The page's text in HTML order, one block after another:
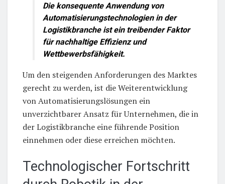
Die konsequente Anwendung von
Automatisierungstechnologien in der
Logistikbranche ist ein treibender Faktor
für nachhaltige Effizienz und
Wettbewerbsfähigkeit.
Um den steigenden Anforderungen des Marktes
gerecht zu werden, ist die Weiterentwicklung
von Automatisierungslösungen ein
unverzichtbarer Ansatz für Unternehmen, die in
der Logistikbranche eine führende Position
einnehmen oder diese erreichen möchten.
Technologischer Fortschritt